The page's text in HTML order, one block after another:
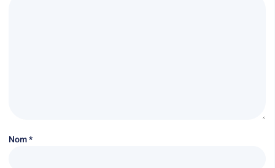
Nom*